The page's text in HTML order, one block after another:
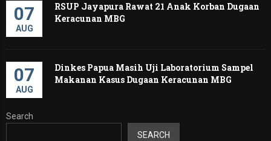
07
AUG
RSUP Jayapura Rawat 21 Anak Korban Dugaan
Keracunan MBG
07
AUG
Dinkes Papua Masih Uji Laboratorium Sampel
Makanan Kasus Dugaan Keracunan MBG
Search
SEARCH